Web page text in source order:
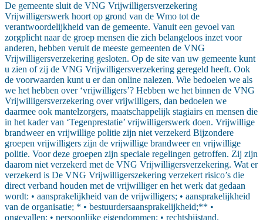
De gemeente sluit de VNG Vrijwilligersverzekering
Vrijwilligerswerk hoort op grond van de Wmo tot de
verantwoordelijkheid van de gemeente. Vanuit een gevoel van
zorgplicht naar de groep mensen die zich belangeloos inzet voor
anderen, hebben veruit de meeste gemeenten de VNG
Vrijwilligersverzekering gesloten. Op de site van uw gemeente kunt
u zien of zij de VNG Vrijwilligersverzekering geregeld heeft. Ook
de voorwaarden kunt u er dan online nalezen. Wie bedoelen we als
we het hebben over ‘vrijwilligers’? Hebben we het binnen de VNG
Vrijwilligersverzekering over vrijwilligers, dan bedoelen we
daarmee ook mantelzorgers, maatschappelijk stagiairs en mensen die
in het kader van ‘Tegenprestatie’ vrijwilligerswerk doen. Vrijwillige
brandweer en vrijwillige politie zijn niet verzekerd Bijzondere
groepen vrijwilligers zijn de vrijwillige brandweer en vrijwillige
politie. Voor deze groepen zijn speciale regelingen getroffen. Zij zijn
daarom niet verzekerd met de VNG Vrijwilligersverzekering. Wat er
verzekerd is De VNG Vrijwilligerszekering verzekert risico’s die
direct verband houden met de vrijwilliger en het werk dat gedaan
wordt: • aansprakelijkheid van de vrijwilligers; • aansprakelijkheid
van de organisatie; * • bestuurdersaansprakelijkheid;** •
ongevallen; • persoonlijke eigendommen; • rechtsbijstand.